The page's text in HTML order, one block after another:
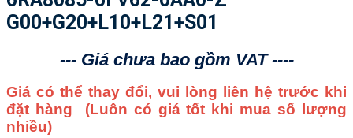
G00+G20+L10+L21+S01
--- Giá chưa bao gồm VAT ----
Giá có thể thay đổi, vui lòng liên hệ trước khi
đặt hàng (Luôn có giá tốt khi mua số lượng
nhiều)